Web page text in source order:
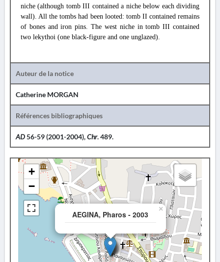
niche (although tomb III contained a niche below each dividing
wall). All the tombs had been looted: tomb II contained remains
of bones and iron pins. The west niche in tomb III contained
two lekythoi (one black-figure and one unglazed).
Auteur de la notice
Catherine MORGAN
Références bibliographiques
AD56-59 (2001-2004),Chr. 489.
AEGINA, Pharos - 2003
×
+
−